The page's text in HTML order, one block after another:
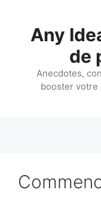
contenuAny
de
Anecdotes,
booster votre